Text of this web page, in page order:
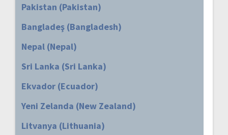
Pakistan (Pakistan)
Bangladeş (Bangladesh)
Nepal (Nepal)
Sri Lanka (Sri Lanka)
Ekvador (Ecuador)
Yeni Zelanda (New Zealand)
Litvanya (Lithuania)